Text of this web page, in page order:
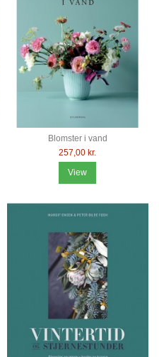
Blomster i vand
257,00 kr.
View